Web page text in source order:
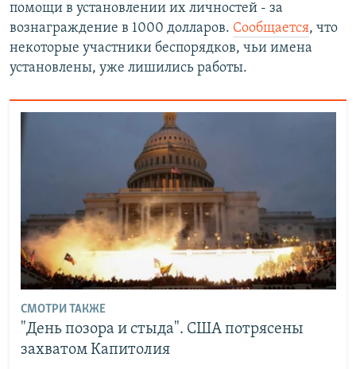
помощи в установлении их личностей - за
вознаграждение в 1000 долларов. Сообщается, что
некоторые участники беспорядков, чьи имена
установлены, уже лишились работы.
СМОТРИ ТАКЖЕ
"День позора и стыда". США потрясены
захватом Капитолия